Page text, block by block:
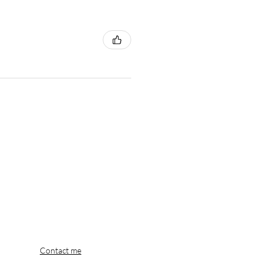
Contact me